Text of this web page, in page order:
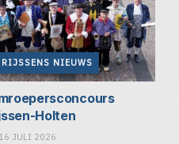
RIJSSENS NIEUWS
Holten
16 JULI 2026